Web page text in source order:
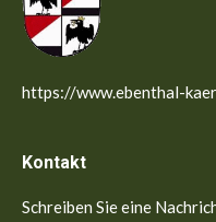
https://www.ebenthal-
Kontakt
Schreiben Sie eine